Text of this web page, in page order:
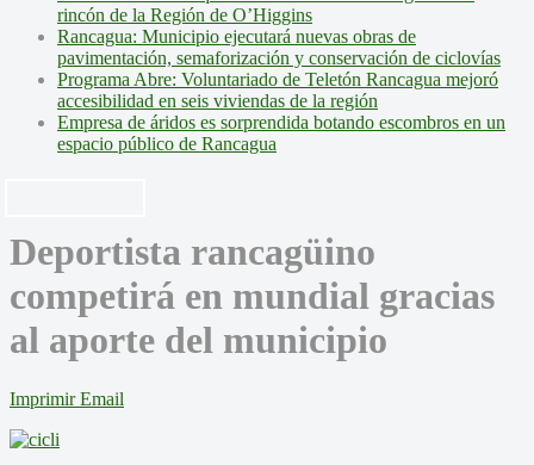
rincón de la Región de O’Higgins
Rancagua: Municipio ejecutará nuevas obras de
pavimentación, semaforización y conservación de ciclovías
Programa Abre: Voluntariado de Teletón Rancagua mejoró
accesibilidad en seis viviendas de la región
Empresa de áridos es sorprendida botando escombros en un
espacio público de Rancagua
Deportista rancagüino
competirá en mundial gracias
al aporte del municipio
Imprimir Email